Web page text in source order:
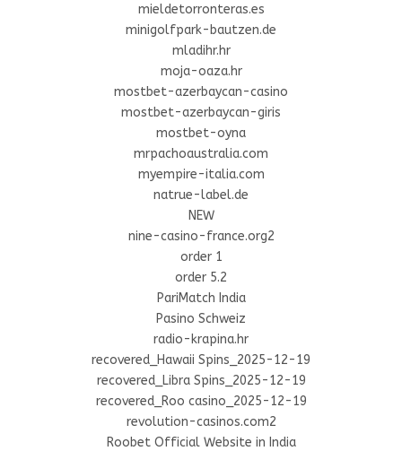
mieldetorronteras.es
minigolfpark-bautzen.de
mladihr.hr
moja-oaza.hr
mostbet-azerbaycan-casino
mostbet-azerbaycan-giris
mostbet-oyna
mrpachoaustralia.com
myempire-italia.com
natrue-label.de
NEW
nine-casino-france.org2
order 1
order 5.2
PariMatch India
Pasino Schweiz
radio-krapina.hr
recovered_Hawaii Spins_2025-12-19
recovered_Libra Spins_2025-12-19
recovered_Roo casino_2025-12-19
revolution-casinos.com2
Roobet Official Website in India